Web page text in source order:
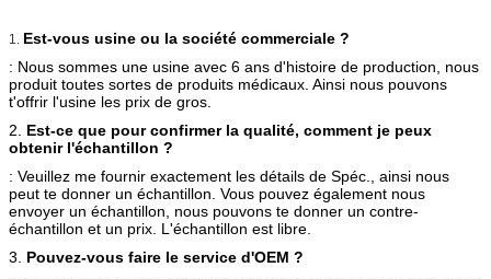
1. Est-vous usine ou la société commerciale ?
: Nous sommes une usine avec 6 ans d'histoire de production, nous
produit toutes sortes de produits médicaux. Ainsi nous pouvons
t'offrir l'usine les prix de gros.
2. Est-ce que pour confirmer la qualité, comment je peux
obtenir l'échantillon ?
: Veuillez me fournir exactement les détails de Spéc., ainsi nous
peut te donner un échantillon. Vous pouvez également nous
envoyer un échantillon, nous pouvons te donner un contre-
échantillon et un prix. L'échantillon est libre.
3. Pouvez-vous faire le service d'OEM ?